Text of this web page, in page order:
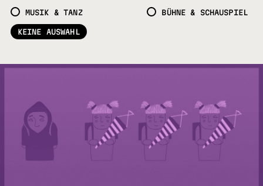
MUSIK & TANZ BÜHNE & SCHAUSPIEL
KEINE AUSWAHL